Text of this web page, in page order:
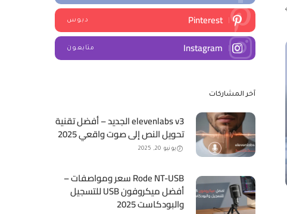
Pinterest دبوس
Instagram متابعون
آخر المشاركات
elevenlabs v3 الجديد – أفضل تقنية
تحويل النص إلى صوت واقعي 2025
يونيو 20, 2025
Rode NT-USB سعر ومواصفات –
أفضل ميكروفون USB للتسجيل
والبودكاست 2025